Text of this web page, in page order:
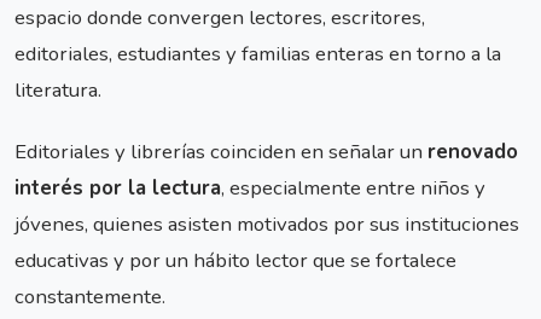
espacio donde convergen lectores, escritores,
editoriales, estudiantes y familias enteras en torno a la
literatura.
Editoriales y librerías coinciden en señalar un renovado
interés por la lectura, especialmente entre niños y
jóvenes, quienes asisten motivados por sus instituciones
educativas y por un hábito lector que se fortalece
constantemente.